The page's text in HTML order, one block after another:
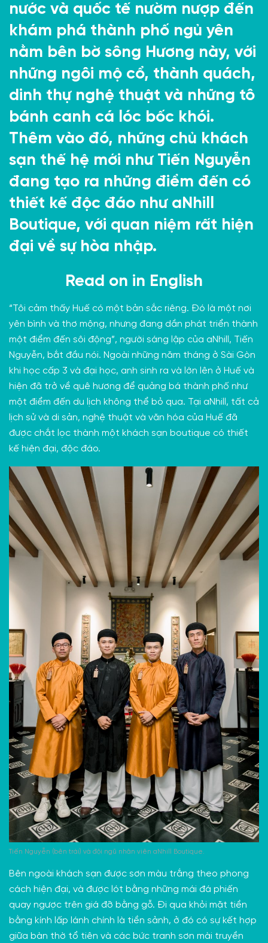
nước và quốc tế nườm nượp đến
khám phá thành phố ngủ yên
nằm bên bờ sông Hương này, với
những ngôi mộ cổ, thành quách,
dinh thự nghệ thuật và những tô
bánh canh cá lóc bốc khói.
Thêm vào đó, những chủ khách
sạn thế hệ mới như Tiến Nguyễn
đang tạo ra những điểm đến có
thiết kế độc đáo như aNhill
Boutique, với quan niệm rất hiện
đại về sự hòa nhập.
Read on in English
“Tôi cảm thấy Huế có một bản sắc riêng. Đó là một nơi
yên bình và thơ mộng, nhưng đang dần phát triển thành
một điểm đến sôi động”, người sáng lập của aNhill, Tiến
Nguyễn, bắt đầu nói. Ngoài những năm tháng ở Sài Gòn
khi học cấp 3 và đại học, anh sinh ra và lớn lên ở Huế và
hiện đã trở về quê hương để quảng bá thành phố như
một điểm đến du lịch không thể bỏ qua. Tại aNhill, tất cả
lịch sử và di sản, nghệ thuật và văn hóa của Huế đã
được chắt lọc thành một khách sạn boutique có thiết
kế hiện đại, độc đáo.
Tiến Nguyễn (bên trái) và đội ngũ nhân viên aNhill Boutique.
Bên ngoài khách sạn được sơn màu trắng theo phong
cách hiện đại, và được lót bằng những mái đá phiến
quay ngược trên giá đỡ bằng gỗ. Đi qua khỏi mặt tiền
bằng kính lấp lánh chính là tiền sảnh, ở đó có sự kết hợp
giữa bàn thờ tổ tiên và các bức tranh sơn mài truyền